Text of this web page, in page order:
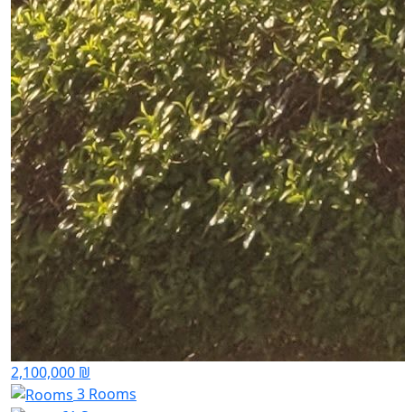
2,100,000 ₪
3 Rooms